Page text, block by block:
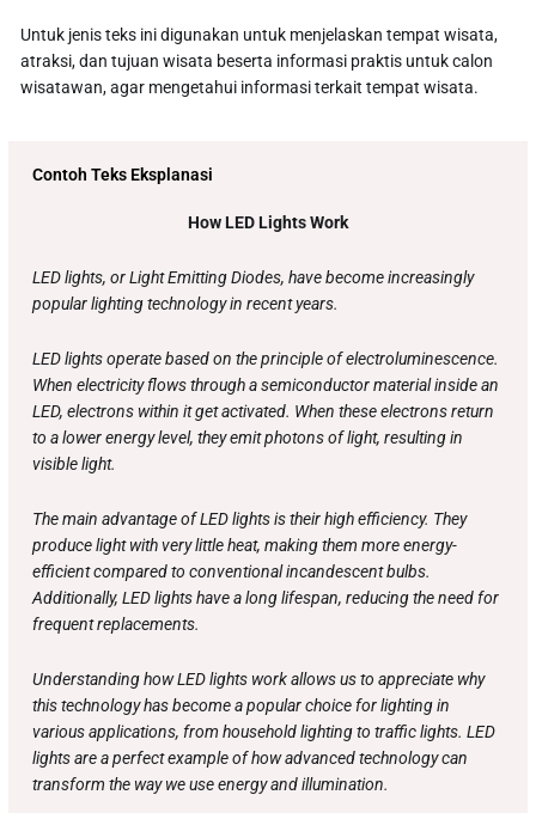
Untuk jenis teks ini digunakan untuk menjelaskan tempat wisata,
atraksi, dan tujuan wisata beserta informasi praktis untuk calon
wisatawan, agar mengetahui informasi terkait tempat wisata.
Contoh Teks Eksplanasi
How LED Lights Work
LED lights, or Light Emitting Diodes, have become increasingly
popular lighting technology in recent years.
LED lights operate based on the principle of electroluminescence.
When electricity flows through a semiconductor material inside an
LED, electrons within it get activated. When these electrons return
to a lower energy level, they emit photons of light, resulting in
visible light.
The main advantage of LED lights is their high efficiency. They
produce light with very little heat, making them more energy-
efficient compared to conventional incandescent bulbs.
Additionally, LED lights have a long lifespan, reducing the need for
frequent replacements.
Understanding how LED lights work allows us to appreciate why
this technology has become a popular choice for lighting in
various applications, from household lighting to traffic lights. LED
lights are a perfect example of how advanced technology can
transform the way we use energy and illumination.